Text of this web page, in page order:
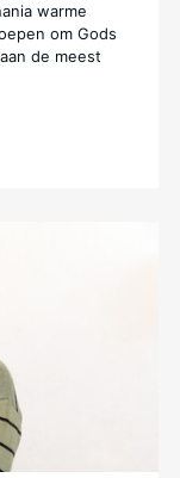
warme
om Gods
de meest